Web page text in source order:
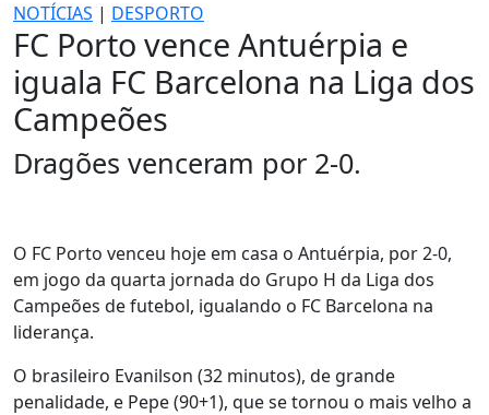
NOTÍCIAS | DESPORTO
FC Porto vence Antuérpia e
iguala FC Barcelona na Liga dos
Campeões
Dragões venceram por 2-0.
O FC Porto venceu hoje em casa o Antuérpia, por 2-0,
em jogo da quarta jornada do Grupo H da Liga dos
Campeões de futebol, igualando o FC Barcelona na
liderança.
O brasileiro Evanilson (32 minutos), de grande
penalidade, e Pepe (90+1), que se tornou o mais velho a